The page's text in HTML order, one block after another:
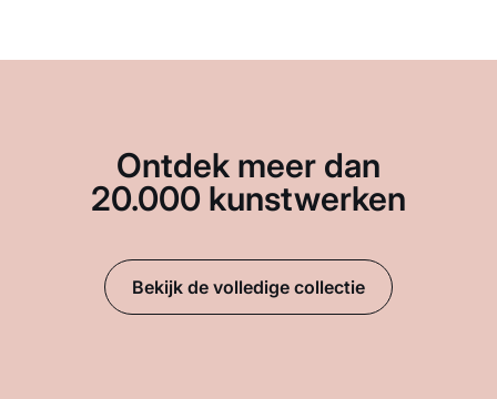
Ontdek meer dan
20.000 kunstwerken
Bekijk de volledige collectie